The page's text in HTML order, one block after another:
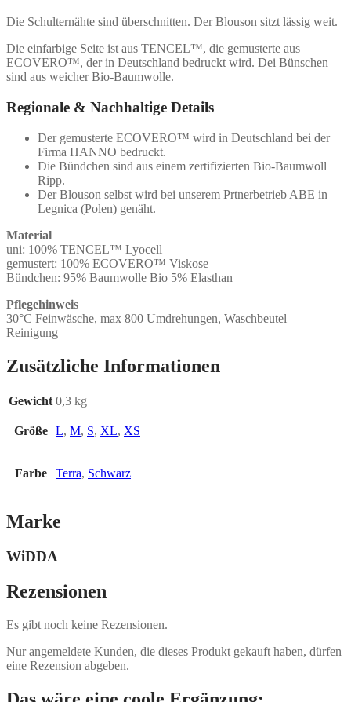
Die Schulternähte sind überschnitten. Der Blouson sitzt lässig weit.
Die einfarbige Seite ist aus TENCEL™, die gemusterte aus
ECOVERO™, der in Deutschland bedruckt wird. Dei Bünschen
sind aus weicher Bio-Baumwolle.
Regionale & Nachhaltige Details
Der gemusterte ECOVERO™ wird in Deutschland bei der
Firma HANNO bedruckt.
Die Bündchen sind aus einem zertifizierten Bio-Baumwoll
Ripp.
Der Blouson selbst wird bei unserem Prtnerbetrieb ABE in
Legnica (Polen) genäht.
Material
uni: 100% TENCEL™ Lyocell
gemustert: 100% ECOVERO™ Viskose
Bündchen: 95% Baumwolle Bio 5% Elasthan
Pflegehinweis
30°C Feinwäsche, max 800 Umdrehungen, Waschbeutel
Reinigung
Zusätzliche Informationen
Gewicht 0,3 kg
Größe L, M, S, XL, XS
Farbe Terra, Schwarz
Marke
WiDDA
Rezensionen
Es gibt noch keine Rezensionen.
Nur angemeldete Kunden, die dieses Produkt gekauft haben, dürfen
eine Rezension abgeben.